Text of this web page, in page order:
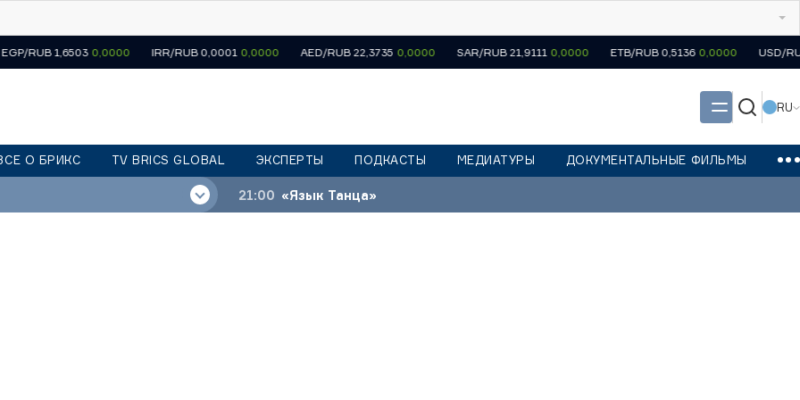
1,6503 0,0000 IRR/RUB 0,0001 0,0000 AED/RUB 22,3735 0,0000 SAR/RUB 21,9111 0,0000 ETB/RUB 0,5136 0,0000 USD/RUB 82,1665
RU
О БРИКС TV BRICS GLOBAL ЭКСПЕРТЫ ПОДКАСТЫ МЕДИАТУРЫ ДОКУМЕНТАЛЬНЫЕ ФИЛЬМЫ
21:00 «Язык Танца»